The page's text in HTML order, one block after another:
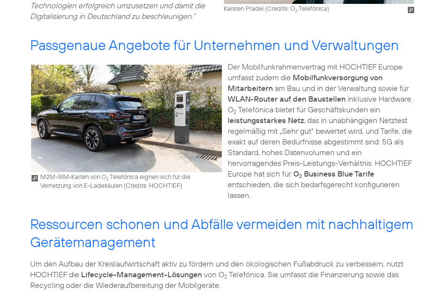
Karsten Pradel (Credits: O2Telefónica)
Technologien erfolgreich umzusetzen und damit die
Digitalisierung in Deutschland zu beschleunigen.“
Passgenaue Angebote für Unternehmen und Verwaltungen
M2M-SIM-Karten von O2Telefónica eignen sich für die
Vernetzung von E-Ladesäulen (Credits: HOCHTIEF)
Der Mobilfunkrahmenvertrag mit HOCHTIEF Europe
umfasst zudem die Mobilfunkversorgung von
Mitarbeiternam Bau und in der Verwaltung sowie für
WLAN-Router auf den Baustelleninklusive Hardware.
O2Telefónica bietet für Geschäftskunden ein
leistungsstarkes Netz, das in unabhängigen Netztest
regelmäßig mit „Sehr gut“ bewertet wird, und Tarife, die
exakt auf deren Bedürfnisse abgestimmt sind: 5G als
Standard, hohes Datenvolumen und ein
hervorragendes Preis-Leistungs-Verhältnis. HOCHTIEF
Europe hat sich fürO2Business Blue Tarife
entschieden, die sich bedarfsgerecht konfigurieren
lassen.
Ressourcen schonen und Abfälle vermeiden mit nachhaltigem
Gerätemanagement
Um den Aufbau der Kreislaufwirtschaft aktiv zu fördern und den ökologischen Fußabdruck zu verbessern, nutzt
HOCHTIEF die Lifecycle-Management-Lösungen von O2 Telefónica. Sie umfasst die Finanzierung sowie das
Recycling oder die Wiederaufbereitung der Mobilgeräte.